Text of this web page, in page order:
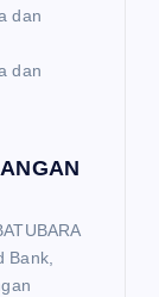
dan
dan
Bank,